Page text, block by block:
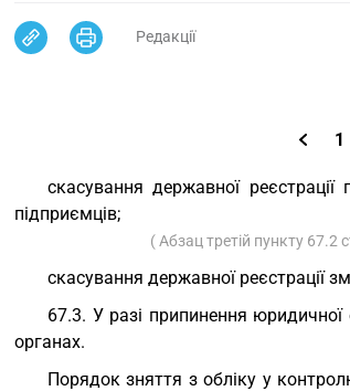
Редакції
1
скасування державної
підприємців;
( Абзац третій пункту 67.2
скасування державної реєстрації
67.3. У разі припинення юридичної
органах.
Порядок зняття з обліку у